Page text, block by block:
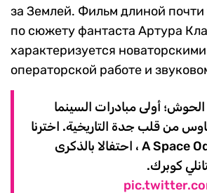
за Землей. Фильм длиной почти
по сюжету фантаста Артура
характеризуется
операторской работе и
الحوش؛ أولى مبادرات السينما
من قلب جدة التاريخية. اخترنا
فيلم A Space Odyssey 2001 ، احتفالا بالذكرى
كوبرك.